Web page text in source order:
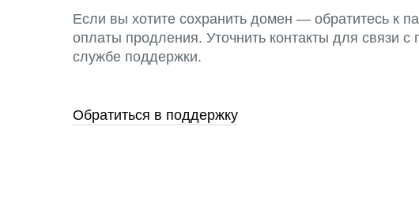
Если вы хотите сохранить домен — обратитесь к
оплаты продления. Уточнить контакты для связи
службе поддержки.
Обратиться в поддержку